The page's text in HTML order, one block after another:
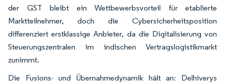
der GST bleibt ein Wettbewerbsvorteil für etablierte
Marktteilnehmer, doch die Cybersicherheitsposition
differenziert erstklassige Anbieter, da die Digitalisierung von
Steuerungszentralen im indischen Vertragslogistikmarkt
zunimmt.
Die Fusions- und Übernahmedynamik hält an: Delhiverys